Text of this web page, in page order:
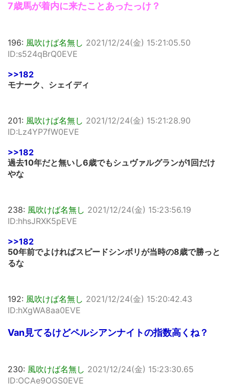
7歳馬が着内に来たことあったっけ？
196: 風吹けば名無し 2021/12/24(金) 15:21:05.50
ID:s524qBrQ0EVE
>>182
モナーク、シェイディ
201: 風吹けば名無し 2021/12/24(金) 15:21:28.90
ID:Lz4YP7fW0EVE
>>182
過去10年だと無いし6歳でもシュヴァルグランが1回だけ
やな
238: 風吹けば名無し 2021/12/24(金) 15:23:56.19
ID:hhsJRXK5pEVE
>>182
50年前でよければスピードシンボリが当時の8歳で勝っと
るな
192: 風吹けば名無し 2021/12/24(金) 15:20:42.43
ID:hXgWA8aa0EVE
Van見てるけどペルシアンナイトの指数高くね？
230: 風吹けば名無し 2021/12/24(金) 15:23:30.65
ID:OCAe9OGS0EVE